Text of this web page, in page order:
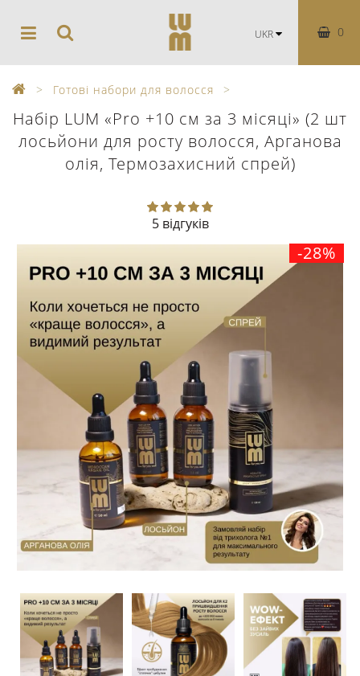
0
UKR
Готові набори для волосся
Набір LUM «Pro +10 см за 3 місяці» (2 шт
лосьйони для росту волосся, Арганова
олія, Термозахисний спрей)
5 відгуків
-28%